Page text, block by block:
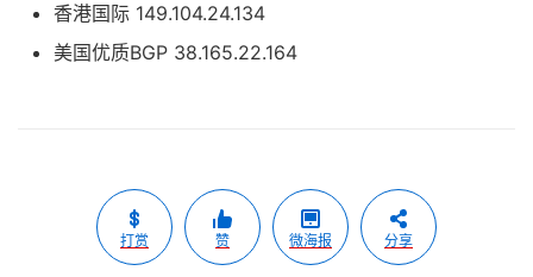
香港国际 149.104.24.134
美国优质BGP 38.165.22.164
打赏 赞 微海报 分享